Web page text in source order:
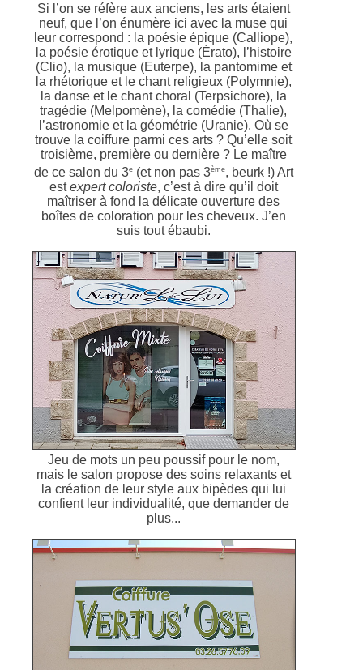
Si l’on se réfère aux anciens, les arts étaient
neuf, que l’on énumère ici avec la muse qui
leur correspond : la poésie épique (Calliope),
la poésie érotique et lyrique (Érato), l’histoire
(Clio), la musique (Euterpe), la pantomime et
la rhétorique et le chant religieux (Polymnie),
la danse et le chant choral (Terpsichore), la
tragédie (Melpomène), la comédie (Thalie),
l’astronomie et la géométrie (Uranie). Où se
trouve la coiffure parmi ces arts ? Qu’elle soit
troisième, première ou dernière ? Le maître
de ce salon du 3e(et non pas 3ème, beurk !) Art
estexpert coloriste, c’est à dire qu’il doit
maîtriser à fond la délicate ouverture des
boîtes de coloration pour les cheveux. J’en
suis tout ébaubi.
Jeu de mots un peu poussif pour le nom,
mais le salon propose des soins relaxants et
la création de leur style aux bipèdes qui lui
confient leur individualité, que demander de
plus...